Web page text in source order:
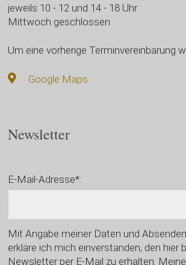
jeweils 10 - 12 und 14 - 18 Uhr
Mittwoch geschlossen
Um eine vorherige Terminvereinbarung
Google Maps
Newsletter
E-Mail-Adresse*:
Mit Angabe meiner Daten und
erkläre ich mich einverstanden, den hier
Newsletter per E-Mail zu erhalten.